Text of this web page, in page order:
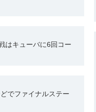
はキューバに6回コー
でファイナルステー